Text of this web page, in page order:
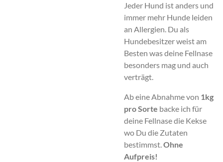
Jeder Hund ist anders und
immer mehr Hunde leiden
an Allergien. Du als
Hundebesitzer weist am
Besten was deine Fellnase
besonders mag und auch
verträgt.
Ab eine Abnahme von 1kg
pro Sorte backe ich für
deine Fellnase die Kekse
wo Du die Zutaten
bestimmst.Ohne
Aufpreis!